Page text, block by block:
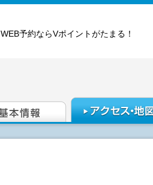
WEB予約ならVポイントがたまる！